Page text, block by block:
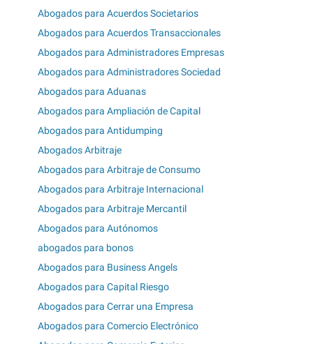
Abogados para Acuerdos Societarios
Abogados para Acuerdos Transaccionales
Abogados para Administradores Empresas
Abogados para Administradores Sociedad
Abogados para Aduanas
Abogados para Ampliación de Capital
Abogados para Antidumping
Abogados Arbitraje
Abogados para Arbitraje de Consumo
Abogados para Arbitraje Internacional
Abogados para Arbitraje Mercantil
Abogados para Autónomos
abogados para bonos
Abogados para Business Angels
Abogados para Capital Riesgo
Abogados para Cerrar una Empresa
Abogados para Comercio Electrónico